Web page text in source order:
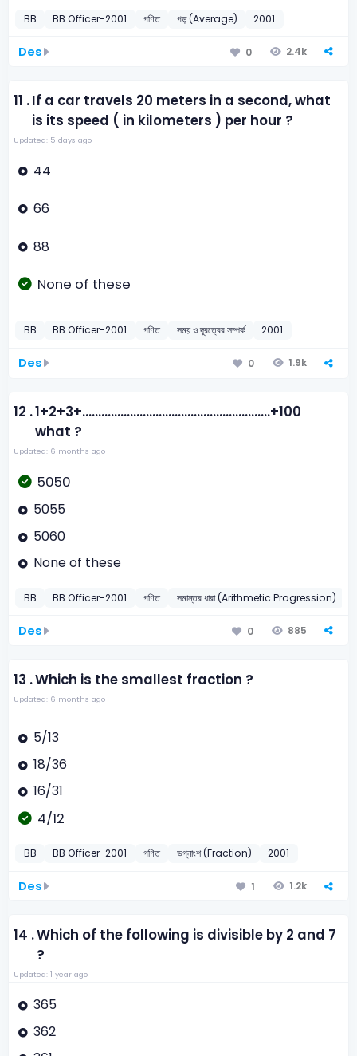
BB BB Officer-2001 গণিত গড় (Average) 2001
Des 0 2.4k
11 .If a car travels 20 meters in a second, what
is its speed ( in kilometers ) per hour ?
Updated: 5 days ago
44
66
88
None of these
BB BB Officer-2001 গণিত সময় ও দূরত্বের সম্পর্ক 2001
Des 0 1.9k
12 .1+2+3+...........................................................+100
what ?
Updated: 6 months ago
5050
5055
5060
None of these
BB BB Officer-2001 গণিত সমান্তর ধারা (Arithmetic Progression)
Des 0 885
13 .Which is the smallest fraction ?
Updated: 6 months ago
5/13
18/36
16/31
4/12
BB BB Officer-2001 গণিত ভগ্নাংশ (Fraction) 2001
Des 1 1.2k
14 .Which of the following is divisible by 2 and 7
?
Updated: 1 year ago
365
362